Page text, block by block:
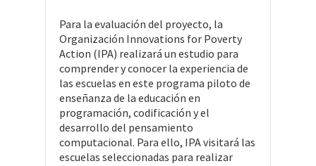
Para la evaluación del proyecto, la
Organización Innovations for Poverty
Action (IPA) realizará un estudio para
comprender y conocer la experiencia de
las escuelas en este programa piloto de
enseñanza de la educación en
programación, codificación y el
desarrollo del pensamiento
computacional. Para ello, IPA visitará las
escuelas seleccionadas para realizar